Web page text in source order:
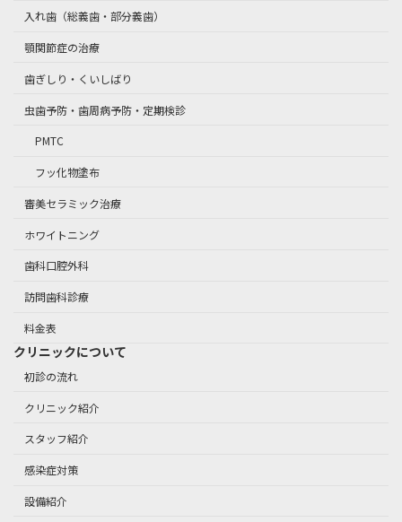
入れ歯（総義歯・部分義歯）
顎関節症の治療
歯ぎしり・くいしばり
虫歯予防・歯周病予防・定期検診
PMTC
フッ化物塗布
審美セラミック治療
ホワイトニング
歯科口腔外科
訪問歯科診療
料金表
クリニックについて
初診の流れ
クリニック紹介
スタッフ紹介
感染症対策
設備紹介